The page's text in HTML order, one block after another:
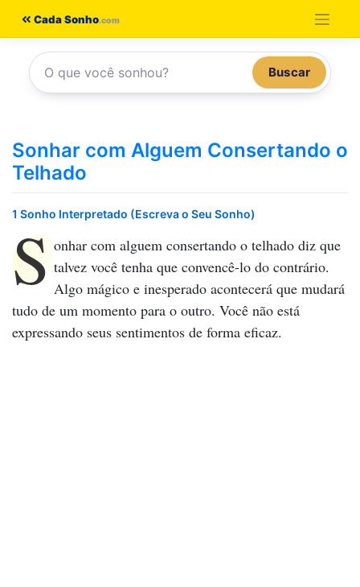
conteúdo
Cada Sonho
Buscar
Sonhar com Alguem Consertando o
Telhado
1 Sonho Interpretado (Escreva o Seu Sonho)
S onhar com alguem consertando o telhado diz que
talvez você tenha que convencê-lo do contrário.
Algo mágico e inesperado acontecerá que mudará
tudo de um momento para o outro. Você não está
expressando seus sentimentos de forma eficaz.